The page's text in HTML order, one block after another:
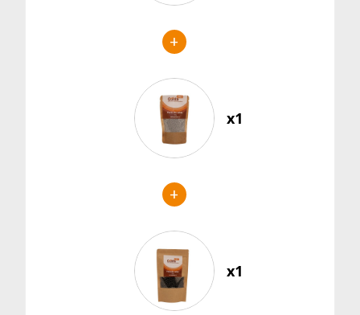
+
x1
+
x1